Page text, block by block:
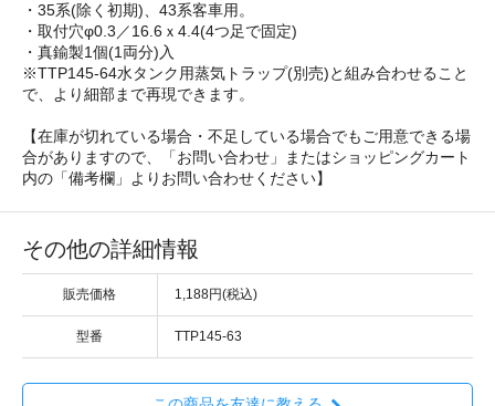
・35系(除く初期)、43系客車用。
・取付穴φ0.3／16.6ｘ4.4(4つ足で固定)
・真鍮製1個(1両分)入
※TTP145-64水タンク用蒸気トラップ(別売)と組み合わせること
で、より細部まで再現できます。
【在庫が切れている場合・不足している場合でもご用意できる場
合がありますので、「お問い合わせ」またはショッピングカート
内の「備考欄」よりお問い合わせください】
その他の詳細情報
販売価格 1,188円(税込)
型番 TTP145-63